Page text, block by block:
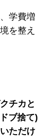
学費増
を整え
チカと
ブ捨て)
ただけ